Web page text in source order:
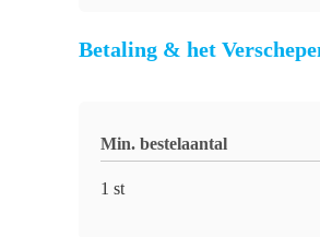
Betaling & het
Min. bestelaantal
1 st